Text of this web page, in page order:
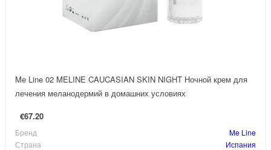
Me Line 02 MELINE CAUCASIAN SKIN NIGHT Ночной крем для
лечения меланодермий в домашних условиях
€67.20
Бренд
Me Line
Страна
Испания